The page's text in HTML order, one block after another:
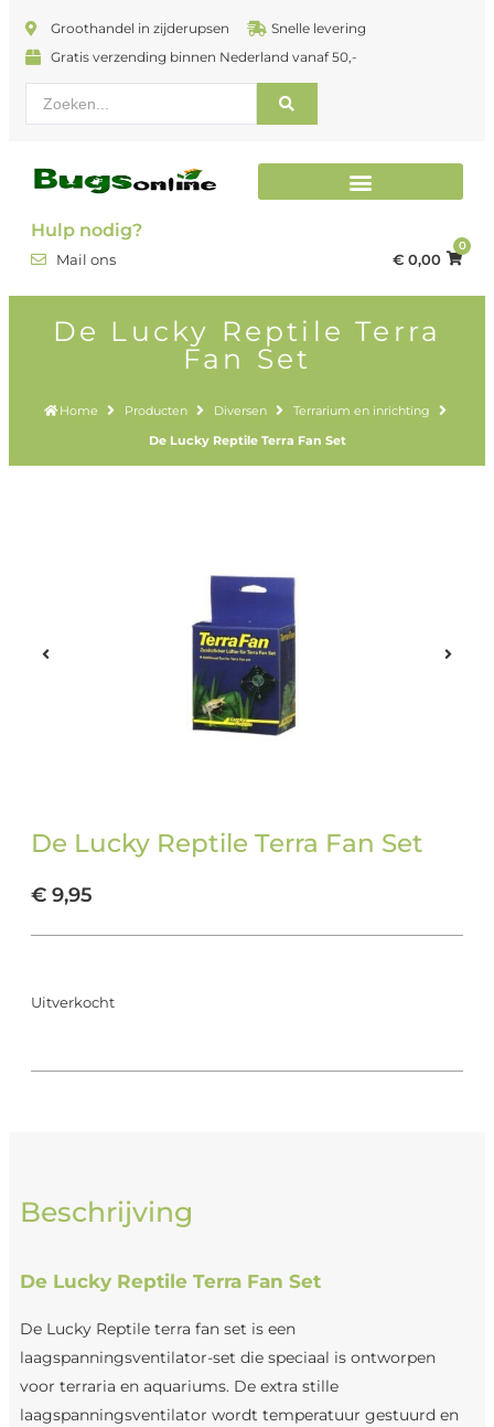
Groothandel in zijderupsen
Snelle levering
Gratis verzending binnen Nederland vanaf 50,-
Hulp nodig?
Mail ons € 0,00
0
De Lucky Reptile Terra
Fan Set
Home Producten Diversen
Terrarium en inrichting
De Lucky Reptile Terra Fan Set
De Lucky Reptile Terra Fan Set
€ 9,95
Uitverkocht
Beschrijving
De Lucky Reptile Terra Fan Set
De Lucky Reptile terra fan set is een
laagspanningsventilator-set die speciaal is ontworpen
voor terraria en aquariums. De extra stille
laagspanningsventilator wordt temperatuur gestuurd en